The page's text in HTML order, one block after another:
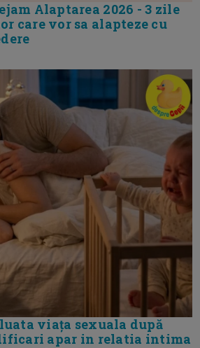
Alaptarea 2026 - 3 zile
care vor sa alapteze cu
viața sexuala după
apar in relatia intima